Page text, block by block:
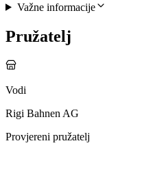
Važne informacije
Pružatelj
Vodi
Rigi Bahnen AG
Provjereni pružatelj